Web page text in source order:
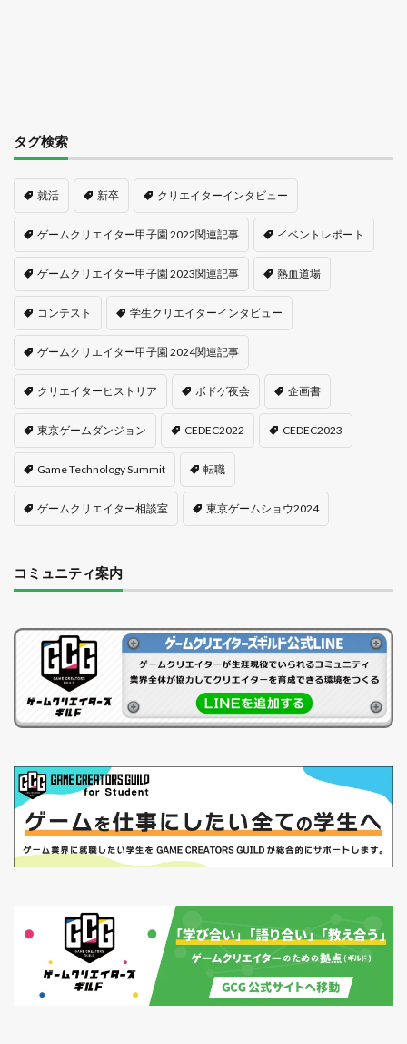
タグ検索
就活 新卒 クリエイターインタビュー
ゲームクリエイター甲子園 2022関連記事 イベントレポート
ゲームクリエイター甲子園 2023関連記事 熱血道場
コンテスト 学生クリエイターインタビュー
ゲームクリエイター甲子園 2024関連記事
クリエイターヒストリア ボドゲ夜会 企画書
東京ゲームダンジョン CEDEC2022 CEDEC2023
Game Technology Summit 転職
ゲームクリエイター相談室 東京ゲームショウ2024
コミュニティ案内